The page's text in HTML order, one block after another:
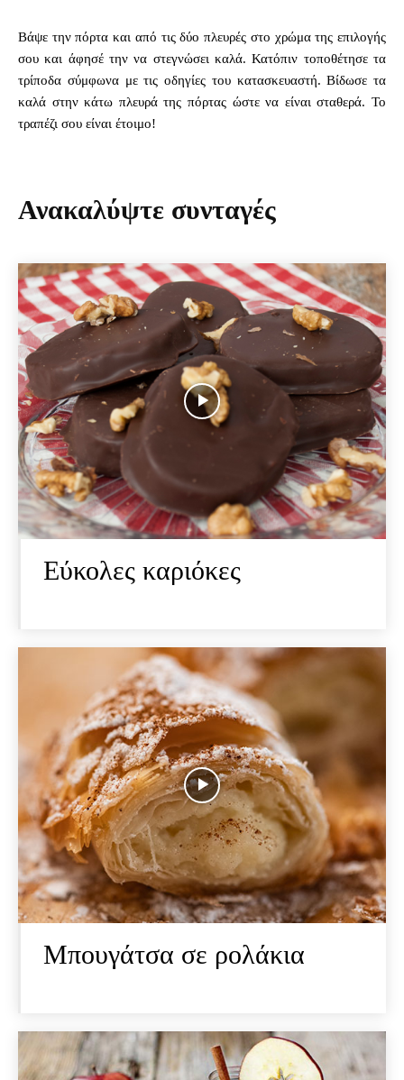
Βάψε την πόρτα και από τις δύο πλευρές στο χρώμα της επιλογής
σου και άφησέ την να στεγνώσει καλά. Κατόπιν τοποθέτησε τα
τρίποδα σύμφωνα με τις οδηγίες του κατασκευαστή. Βίδωσε τα
καλά στην κάτω πλευρά της πόρτας ώστε να είναι σταθερά. Το
τραπέζι σου είναι έτοιμο!
Ανακαλύψτε συνταγές
Εύκολες καριόκες
Μπουγάτσα σε ρολάκια